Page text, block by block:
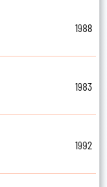
1988
1983
1992